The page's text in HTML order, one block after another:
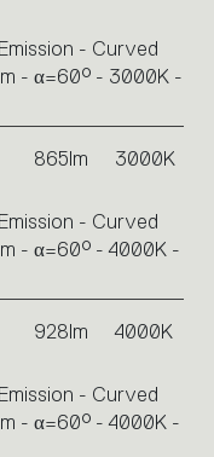
- Curved
- α=60° - 3000K -
865lm 3000K
- Curved
- α=60° - 4000K -
928lm 4000K
- Curved
- α=60° - 4000K -